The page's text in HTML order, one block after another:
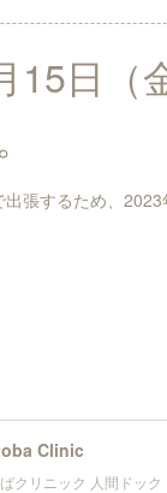
15日（
張するため、2023
Clinic
ばクリニック 人間ドッ